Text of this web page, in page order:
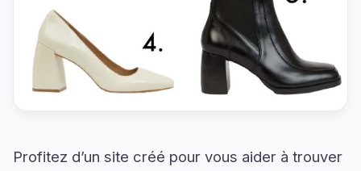
Profitez d’un site créé pour vous aider à trouver